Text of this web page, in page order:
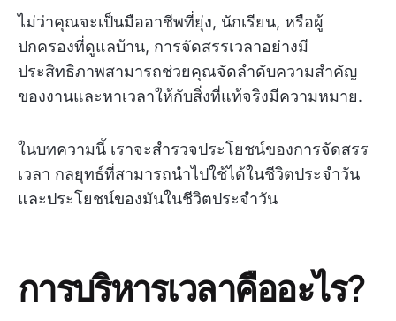
ไม่ว่าคุณจะเป็นมืออาชีพที่ยุ่ง, นักเรียน, หรือผู้
ปกครองที่ดูแลบ้าน, การจัดสรรเวลาอย่างมี
ประสิทธิภาพสามารถช่วยคุณจัดลำดับความสำคัญ
ของงานและหาเวลาให้กับสิ่งที่แท้จริงมีความหมาย.
ในบทความนี้ เราจะสำรวจประโยชน์ของการจัดสรร
เวลา กลยุทธ์ที่สามารถนำไปใช้ได้ในชีวิตประจำวัน
และประโยชน์ของมันในชีวิตประจำวัน
การบริหารเวลาคืออะไร?